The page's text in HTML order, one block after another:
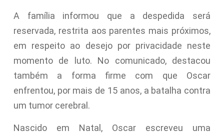
A família informou que a despedida será
reservada, restrita aos parentes mais próximos,
em respeito ao desejo por privacidade neste
momento de luto. No comunicado, destacou
também a forma firme com que Oscar
enfrentou, por mais de 15 anos, a batalha contra
um tumor cerebral.
Nascido em Natal, Oscar escreveu uma